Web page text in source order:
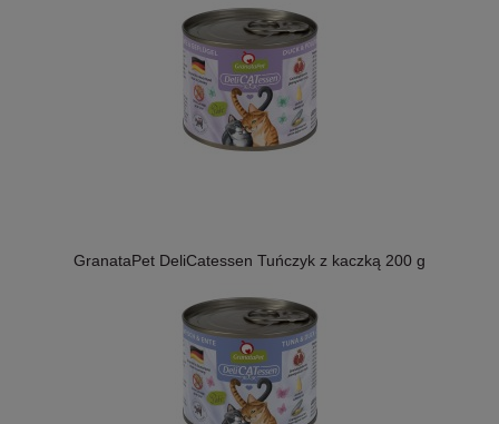
GranataPet DeliCatessen Tuńczyk z kaczką 200 g